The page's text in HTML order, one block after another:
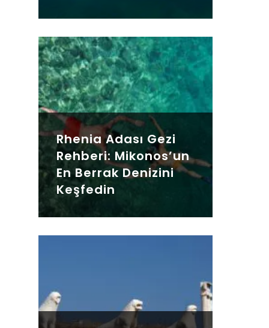
Rhenia Adası Gezi
Rehberi: Mikonos’un
En Berrak Denizini
Keşfedin